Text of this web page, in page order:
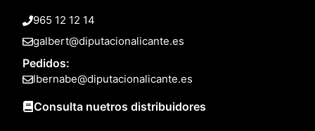
965 12 12 14
galbert@diputacionalicante.es
Pedidos:
lbernabe@diputacionalicante.es
Consulta nuetros distribuidores